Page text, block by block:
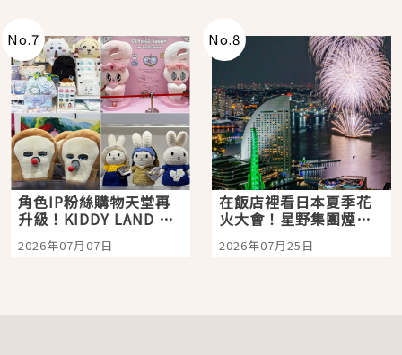
No.7
角色IP粉絲購物天堂再
升級！KIDDY LAND 原
宿店吉伊卡哇迎客，新
開幕 OMOKADO 店3分
2026年07月07日
No.8
在飯店裡看日本夏季花
火大會！星野集團煙火
景觀飯店6選，讓你不用
人擠人悠閒欣賞
2026年07月25日